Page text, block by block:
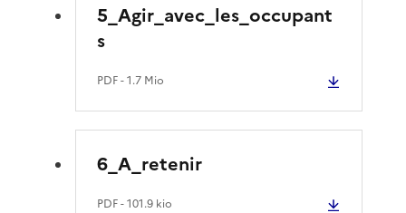
5_Agir_avec_les_occupant
s
PDF- 1.7 Mio
6_A_retenir
PDF- 101.9 kio